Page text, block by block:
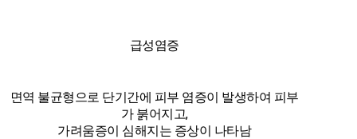
급성염증
면역 불균형으로 단기간에 피부 염증이 발생하여 피부
가 붉어지고,
가려움증이 심해지는 증상이 나타남